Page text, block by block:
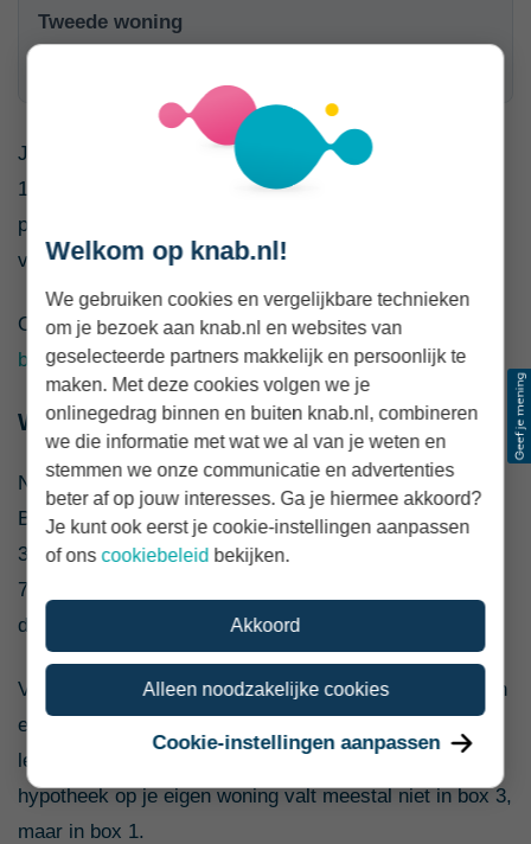
Tweede woning
Je eigen woning valt meestal niet in box 3, maar in box
1. Ook pensioen dat je opbouwt via een lijfrente of
pensioenrekening telt meestal niet mee als box 3-
vermogen.
Op Belastingdienst.nl vind je eenoverzicht van
bezittingen die je moet opgeven.
Welke schulden mag je aftrekken?
Niet elke schuld mag je zomaar aftrekken in box 3.
Bovendien geldt in 2026 een schuldendrempel van €
3.800 per persoon. Met een fiscale partner is dat €
7.600. Alleen het deel van je schulden boven die
drempel telt mee.
Voorbeelden van schulden die soms in box 3 vallen zijn
een lening voor een tweede woning, een persoonlijke
lening of een negatief saldo op een bankrekening. De
hypotheek op je eigen woning valt meestal niet in box 3,
maar in box 1.
Welkom op knab.nl!
We gebruiken cookies en vergelijkbare technieken
om je bezoek aan knab.nl en websites van
geselecteerde partners makkelijk en persoonlijk te
maken. Met deze cookies volgen we je
onlinegedrag binnen en buiten knab.nl, combineren
we die informatie met wat we al van je weten en
stemmen we onze communicatie en advertenties
beter af op jouw interesses. Ga je hiermee akkoord?
Je kunt ook eerst je cookie-instellingen aanpassen
of onscookiebeleid bekijken.
Akkoord
Alleen noodzakelijke cookies
Cookie-instellingen aanpassen